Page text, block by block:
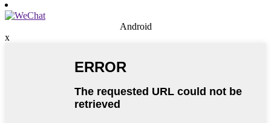
Android
x